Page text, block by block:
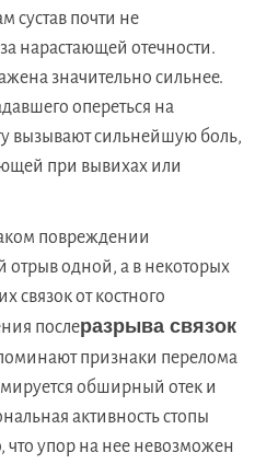
сустав почти не
нарастающей отечности.
значительно сильнее.
опереться на
вызывают сильнейшую боль,
при вывихах или
повреждении
отрыв одной, а в некоторых
связок от костного
послеразрыва связок
признаки перелома
обширный отек и
активность стопы
что упор на нее невозможен